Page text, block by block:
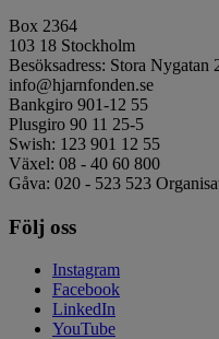
Box 2364
103 18 Stockholm
Besöksadress: Stora Nygatan
info@hjarnfonden.se
Bankgiro 901-12 55
Plusgiro 90 11 25-5
Swish: 123 901 12 55
Växel: 08 - 40 60 800
Gåva: 020 - 523 523
Följ oss
Instagram
Facebook
LinkedIn
YouTube